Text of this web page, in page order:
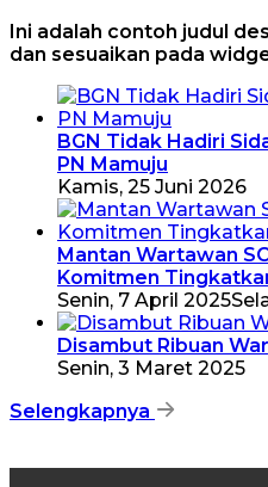
Ini adalah contoh judul
dan sesuaikan pada
BGN Tidak Hadiri
PN Mamuju
Kamis, 25 Juni 2026
Mantan Wartawan
Komitmen
Senin, 7 April 2025
Disambut Ribuan
Senin, 3 Maret 2025
Selengkapnya